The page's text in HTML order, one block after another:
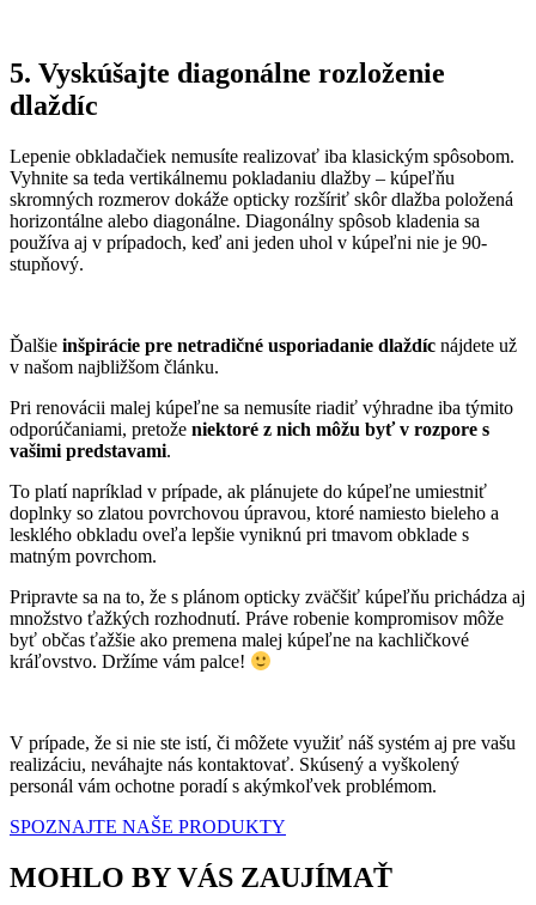
5. Vyskúšajte diagonálne rozloženie
dlaždíc
Lepenie obkladačiek nemusíte realizovať iba klasickým spôsobom.
Vyhnite sa teda vertikálnemu pokladaniu dlažby – kúpeľňu
skromných rozmerov dokáže opticky rozšíriť skôr dlažba položená
horizontálne alebo diagonálne. Diagonálny spôsob kladenia sa
používa aj v prípadoch, keď ani jeden uhol v kúpeľni nie je 90-
stupňový.
Ďalšie inšpirácie pre netradičné usporiadanie dlaždíc nájdete už
v našom najbližšom článku.
Pri renovácii malej kúpeľne sa nemusíte riadiť výhradne iba týmito
odporúčaniami, pretože niektoré z nich môžu byť v rozpore s
vašimi predstavami.
To platí napríklad v prípade, ak plánujete do kúpeľne umiestniť
doplnky so zlatou povrchovou úpravou, ktoré namiesto bieleho a
lesklého obkladu oveľa lepšie vyniknú pri tmavom obklade s
matným povrchom.
Pripravte sa na to, že s plánom opticky zväčšiť kúpeľňu prichádza aj
množstvo ťažkých rozhodnutí. Práve robenie kompromisov môže
byť občas ťažšie ako premena malej kúpeľne na kachličkové
kráľovstvo. Držíme vám palce!
V prípade, že si nie ste istí, či môžete využiť náš systém aj pre vašu
realizáciu, neváhajte nás kontaktovať. Skúsený a vyškolený
personál vám ochotne poradí s akýmkoľvek problémom.
SPOZNAJTE NAŠE PRODUKTY
MOHLO BY VÁS ZAUJÍMAŤ